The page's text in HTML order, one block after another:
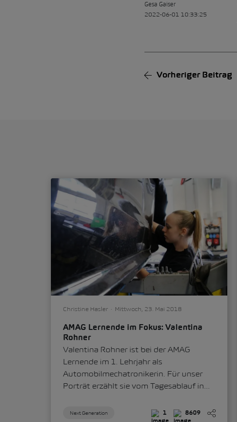
Gesa Gaiser
2022-06-01 10:33:25
Vorheriger Beitrag
Christine Hasler Mittwoch, 23. Mai 2018
AMAG Lernende im Fokus: Valentina
Rohner
Valentina Rohner ist bei der AMAG
Lernende im 1. Lehrjahr als
Automobilmechatronikerin. Für unser
Porträt erzählt sie vom Tagesablauf in...
Next Generation 1 8609